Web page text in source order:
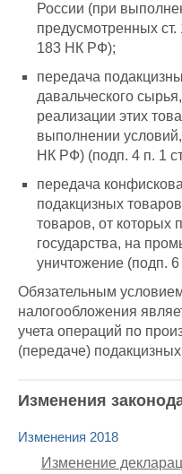
России (при
предусмотренных
183 НК РФ);
передача
давальческого
реализации этих
выполнении
НК РФ) (подп. 4 п. 1
передача
подакцизных
товаров, от которых
государства, на
уничтожение (подп.
Обязательным
налогообложения
учета операций по
(передаче)
Изменения
Изменения 2018
Изменение